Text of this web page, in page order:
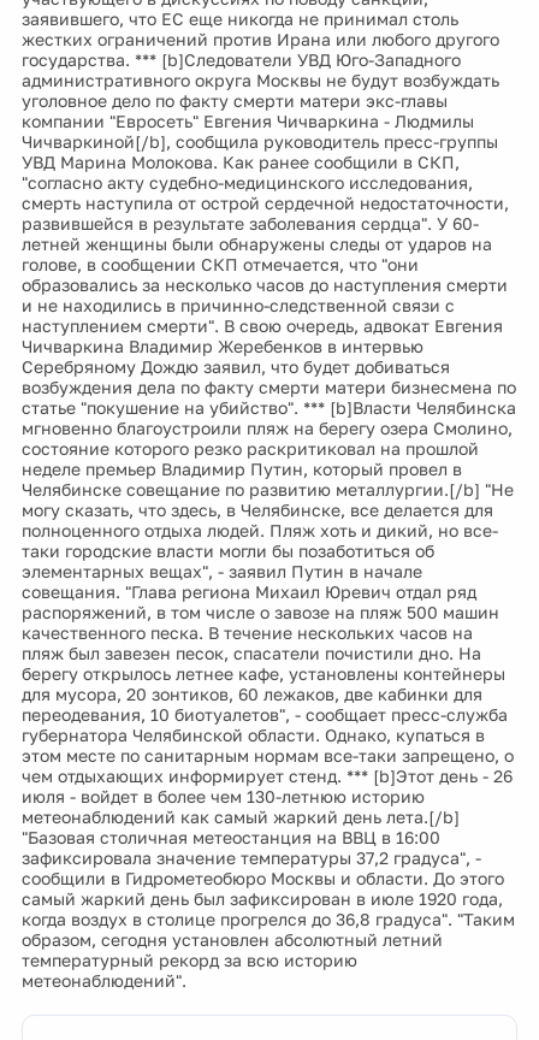
заявившего, что ЕС еще никогда не принимал столь
жестких ограничений против Ирана или любого другого
государства. *** [b]Следователи УВД Юго-Западного
административного округа Москвы не будут возбуждать
уголовное дело по факту смерти матери экс-главы
компании "Евросеть" Евгения Чичваркина - Людмилы
Чичваркиной[/b], сообщила руководитель пресс-группы
УВД Марина Молокова. Как ранее сообщили в СКП,
"согласно акту судебно-медицинского исследования,
смерть наступила от острой сердечной недостаточности,
развившейся в результате заболевания сердца". У 60-
летней женщины были обнаружены следы от ударов на
голове, в сообщении СКП отмечается, что "они
образовались за несколько часов до наступления смерти
и не находились в причинно-следственной связи с
наступлением смерти". В свою очередь, адвокат Евгения
Чичваркина Владимир Жеребенков в интервью
Серебряному Дождю заявил, что будет добиваться
возбуждения дела по факту смерти матери бизнесмена по
статье "покушение на убийство". *** [b]Власти Челябинска
мгновенно благоустроили пляж на берегу озера Смолино,
состояние которого резко раскритиковал на прошлой
неделе премьер Владимир Путин, который провел в
Челябинске совещание по развитию металлургии.[/b] "Не
могу сказать, что здесь, в Челябинске, все делается для
полноценного отдыха людей. Пляж хоть и дикий, но все-
таки городские власти могли бы позаботиться об
элементарных вещах", - заявил Путин в начале
совещания. "Глава региона Михаил Юревич отдал ряд
распоряжений, в том числе о завозе на пляж 500 машин
качественного песка. В течение нескольких часов на
пляж был завезен песок, спасатели почистили дно. На
берегу открылось летнее кафе, установлены контейнеры
для мусора, 20 зонтиков, 60 лежаков, две кабинки для
переодевания, 10 биотуалетов", - сообщает пресс-служба
губернатора Челябинской области. Однако, купаться в
этом месте по санитарным нормам все-таки запрещено, о
чем отдыхающих информирует стенд. *** [b]Этот день - 26
июля - войдет в более чем 130-летнюю историю
метеонаблюдений как самый жаркий день лета.[/b]
"Базовая столичная метеостанция на ВВЦ в 16:00
зафиксировала значение температуры 37,2 градуса", -
сообщили в Гидрометеобюро Москвы и области. До этого
самый жаркий день был зафиксирован в июле 1920 года,
когда воздух в столице прогрелся до 36,8 градуса". "Таким
образом, сегодня установлен абсолютный летний
температурный рекорд за всю историю
метеонаблюдений".